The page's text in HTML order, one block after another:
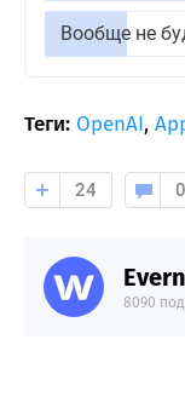
Вообще не
Теги: OpenAI,
24 0
8090